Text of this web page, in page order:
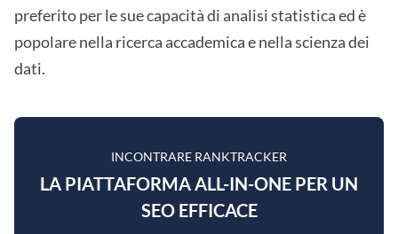
preferito per le sue capacità di analisi statistica ed è
popolare nella ricerca accademica e nella scienza dei
dati.
INCONTRARE RANKTRACKER
LA PIATTAFORMA ALL-IN-ONE PER UN
SEO EFFICACE